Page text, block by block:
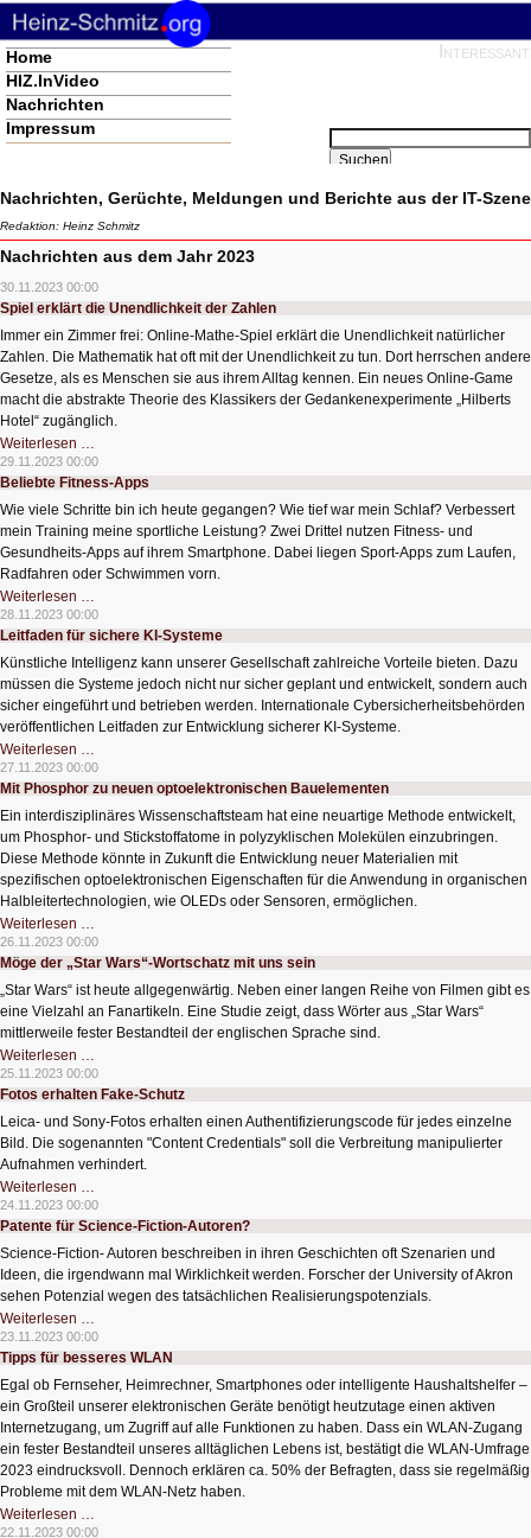
Navigation
überspringen
Home
HIZ.InVideo
Nachrichten
Impressum
Suchbegriffe
Suchen
Nachrichten, Gerüchte, Meldungen und Berichte aus der IT-Szene
Redaktion: Heinz Schmitz
Nachrichten aus dem Jahr 2023
30.11.2023 00:00
Spiel erklärt die Unendlichkeit der Zahlen
Immer ein Zimmer frei: Online-Mathe-Spiel erklärt die Unendlichkeit natürlicher
Zahlen. Die Mathematik hat oft mit der Unendlichkeit zu tun. Dort herrschen andere
Gesetze, als es Menschen sie aus ihrem Alltag kennen. Ein neues Online-Game
macht die abstrakte Theorie des Klassikers der Gedankenexperimente „Hilberts
Hotel“ zugänglich.
Weiterlesen …
erklärt
die
Unendlichkeit
Zahlen
29.11.2023 00:00
Beliebte Fitness-Apps
Wie viele Schritte bin ich heute gegangen? Wie tief war mein Schlaf? Verbessert
mein Training meine sportliche Leistung? Zwei Drittel nutzen Fitness- und
Gesundheits-Apps auf ihrem Smartphone. Dabei liegen Sport-Apps zum Laufen,
Radfahren oder Schwimmen vorn.
Weiterlesen …
Fitness-
Apps
28.11.2023 00:00
Leitfaden für sichere KI-Systeme
Künstliche Intelligenz kann unserer Gesellschaft zahlreiche Vorteile bieten. Dazu
müssen die Systeme jedoch nicht nur sicher geplant und entwickelt, sondern auch
sicher eingeführt und betrieben werden. Internationale Cybersicherheitsbehörden
veröffentlichen Leitfaden zur Entwicklung sicherer KI-Systeme.
Weiterlesen …
für
sichere
KI-
27.11.2023 00:00
Mit Phosphor zu neuen optoelektronischen Bauelementen
Ein interdisziplinäres Wissenschaftsteam hat eine neuartige Methode entwickelt,
um Phosphor- und Stickstoffatome in polyzyklischen Molekülen einzubringen.
Diese Methode könnte in Zukunft die Entwicklung neuer Materialien mit
spezifischen optoelektronischen Eigenschaften für die Anwendung in organischen
Halbleitertechnologien, wie OLEDs oder Sensoren, ermöglichen.
Weiterlesen …
Phosphor
zu
neuen
Bauelementen
26.11.2023 00:00
Möge der „Star Wars“-Wortschatz mit uns sein
„Star Wars“ ist heute allgegenwärtig. Neben einer langen Reihe von Filmen gibt es
eine Vielzahl an Fanartikeln. Eine Studie zeigt, dass Wörter aus „Star Wars“
mittlerweile fester Bestandteil der englischen Sprache sind.
Weiterlesen …
der
„Star
Wars“-
mit
uns
25.11.2023 00:00
Fotos erhalten Fake-Schutz
Leica- und Sony-Fotos erhalten einen Authentifizierungscode für jedes einzelne
Bild. Die sogenannten "Content Credentials" soll die Verbreitung manipulierter
Aufnahmen verhindert.
Weiterlesen …
erhalten
Fake-
Schutz
24.11.2023 00:00
Patente für Science-Fiction-Autoren?
Science-Fiction- Autoren beschreiben in ihren Geschichten oft Szenarien und
Ideen, die irgendwann mal Wirklichkeit werden. Forscher der University of Akron
sehen Potenzial wegen des tatsächlichen Realisierungspotenzials.
Weiterlesen …
für
Science-
Fiction-
23.11.2023 00:00
Tipps für besseres WLAN
Egal ob Fernseher, Heimrechner, Smartphones oder intelligente Haushaltshelfer –
ein Großteil unserer elektronischen Geräte benötigt heutzutage einen aktiven
Internetzugang, um Zugriff auf alle Funktionen zu haben. Dass ein WLAN-Zugang
ein fester Bestandteil unseres alltäglichen Lebens ist, bestätigt die WLAN-Umfrage
2023 eindrucksvoll. Dennoch erklären ca. 50% der Befragten, dass sie regelmäßig
Probleme mit dem WLAN-Netz haben.
Weiterlesen …
für
22.11.2023 00:00